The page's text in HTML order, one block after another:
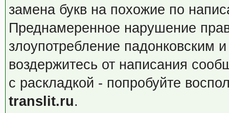
замена букв на похожие по
Преднамеренное нарушение
злоупотребление падонковским
воздержитесь от написания
с раскладкой - попробуйте
translit.ru.